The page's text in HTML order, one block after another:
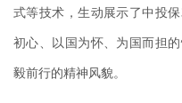
式等技术，生动展示了中投
初心、以国为怀、为国而担
毅前行的精神风貌。